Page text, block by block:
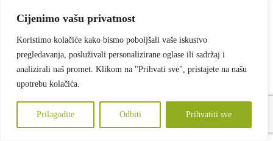
Cijenimo vašu privatnost
Koristimo kolačiće kako bismo poboljšali vaše iskustvo
pregledavanja, posluživali personalizirane oglase ili sadržaj i
analizirali naš promet. Klikom na "Prihvati sve", pristajete na našu
upotrebu kolačića.
Prilagodite Odbiti Prihvatiti sve